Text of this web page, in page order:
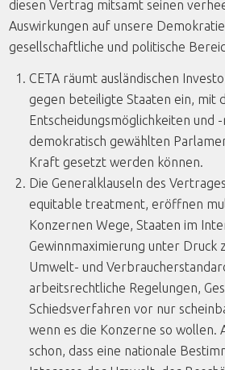
diesen Vertrag mitsamt seinen
Auswirkungen auf unsere
gesellschaftliche und politische
CETA räumt ausländischen
gegen beteiligte Staaten ein, mit
Entscheidungsmöglichkeiten und
demokratisch gewählten
Kraft gesetzt werden können.
Die Generalklauseln des
equitable treatment, eröffnen
Konzernen Wege, Staaten im
Gewinnmaximierung unter Druck
Umwelt- und
arbeitsrechtliche Regelungen,
Schiedsverfahren vor nur
wenn es die Konzerne so wollen.
schon, dass eine nationale